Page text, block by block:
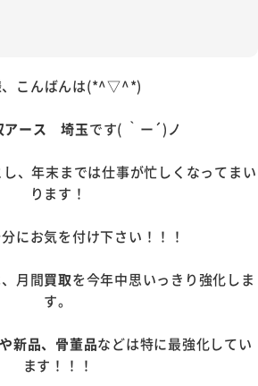
、こんばんは(*^▽^*)
アース 埼玉です( ｀ー´)ノ
、年末までは仕事が忙しくなってまい
ります！
にお気を付け下さい！！！
月間買取を今年中思いっきり強化しま
す。
新品、骨董品などは特に最強化してい
ます！！！